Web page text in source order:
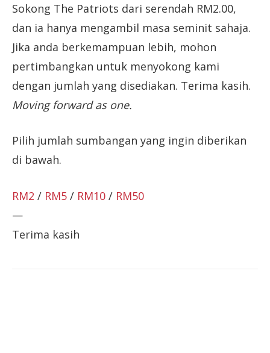
Sokong The Patriots dari serendah RM2.00,
dan ia hanya mengambil masa seminit sahaja.
Jika anda berkemampuan lebih, mohon
pertimbangkan untuk menyokong kami
dengan jumlah yang disediakan. Terima kasih.
Moving forward as one.
Pilih jumlah sumbangan yang ingin diberikan
di bawah.
RM2 / RM5 / RM10 / RM50
—
Terima kasih